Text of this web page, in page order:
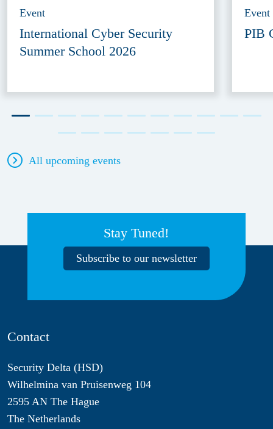
Event
International Cyber Security
Summer School 2026
Event
PIB
All upcoming events
Stay Tuned!
Subscribe to our newsletter
Contact
Security Delta (HSD)
Wilhelmina van Pruisenweg 104
2595 AN The Hague
The Netherlands